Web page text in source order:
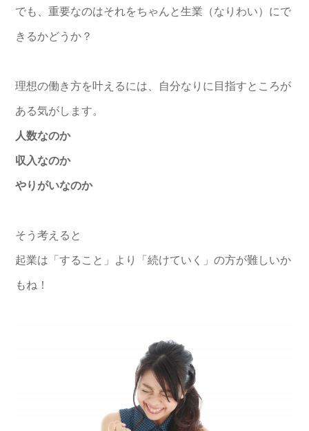
でも、重要なのはそれをちゃんと生業（なりわい）にで
きるかどうか？
理想の働き方を叶えるには、自分なりに目指すところが
ある気がします。
人数なのか
収入なのか
やりがいなのか
そう考えると
起業は「すること」より「続けていく」の方が難しいか
もね！